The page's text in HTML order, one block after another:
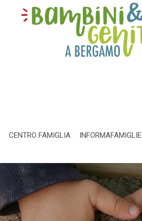
CENTRO FAMIGLIA INFORMAFAMIGLIE